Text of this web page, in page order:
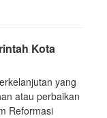
Kota
yang
atau perbaikan
Reformasi